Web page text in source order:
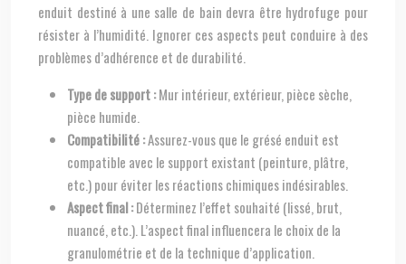
enduit destiné à une salle de bain devra être hydrofuge pour
résister à l’humidité. Ignorer ces aspects peut conduire à des
problèmes d’adhérence et de durabilité.
Type de support :Mur intérieur, extérieur, pièce sèche,
pièce humide.
Compatibilité :Assurez-vous que le grésé enduit est
compatible avec le support existant (peinture, plâtre,
etc.) pour éviter les réactions chimiques indésirables.
Aspect final :Déterminez l’effet souhaité (lissé, brut,
nuancé, etc.). L’aspect final influencera le choix de la
granulométrie et de la technique d’application.